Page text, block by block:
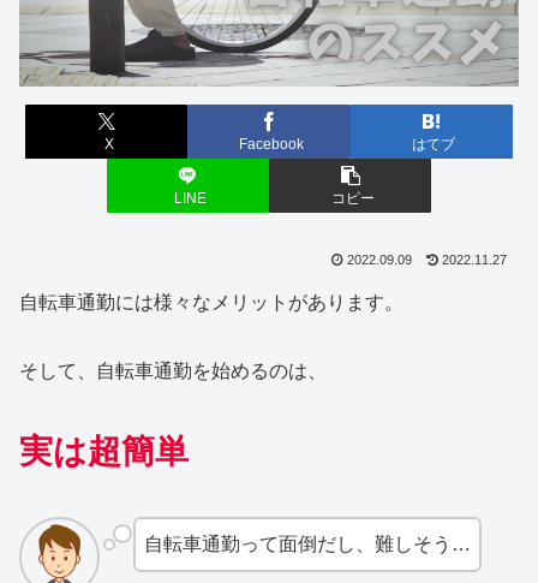
X Facebook はてブ
LINE コピー
2022.09.09 2022.11.27
自転車通勤には様々なメリットがあります。
そして、自転車通勤を始めるのは、
実は超簡単
自転車通勤って面倒だし、難しそう…